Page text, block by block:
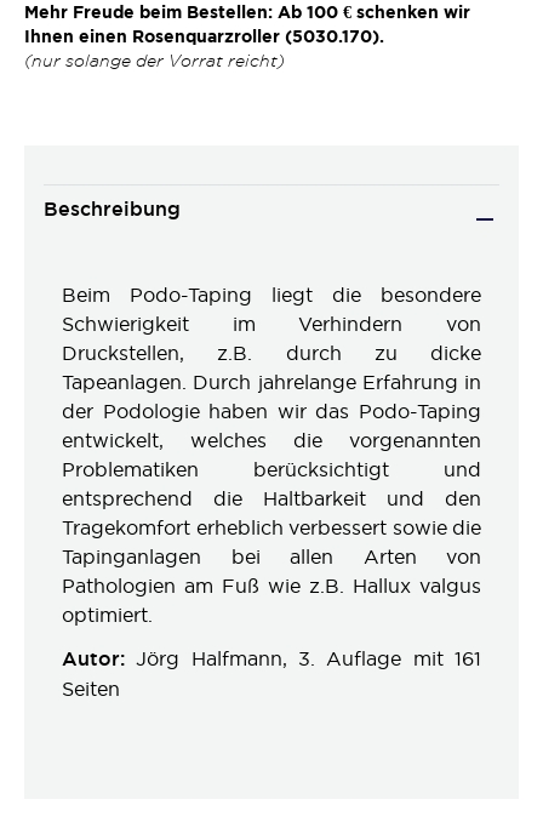
Mehr Freude beim Bestellen: Ab 100 € schenken wir
Ihnen einen Rosenquarzroller (5030.170).
(nur solange der Vorrat reicht)
Beschreibung
Beim Podo-Taping liegt die besondere
Schwierigkeit im Verhindern von
Druckstellen, z.B. durch zu dicke
Tapeanlagen. Durch jahrelange Erfahrung in
der Podologie haben wir das Podo-Taping
entwickelt, welches die vorgenannten
Problematiken berücksichtigt und
entsprechend die Haltbarkeit und den
Tragekomfort erheblich verbessert sowie die
Tapinganlagen bei allen Arten von
Pathologien am Fuß wie z.B. Hallux valgus
optimiert.
Autor: Jörg Halfmann, 3. Auflage mit 161
Seiten